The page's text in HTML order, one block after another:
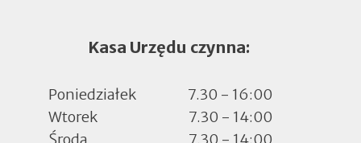
Kasa Urzędu czynna:
Poniedziałek
7.30 - 16:00
Wtorek
7.30 - 14:00